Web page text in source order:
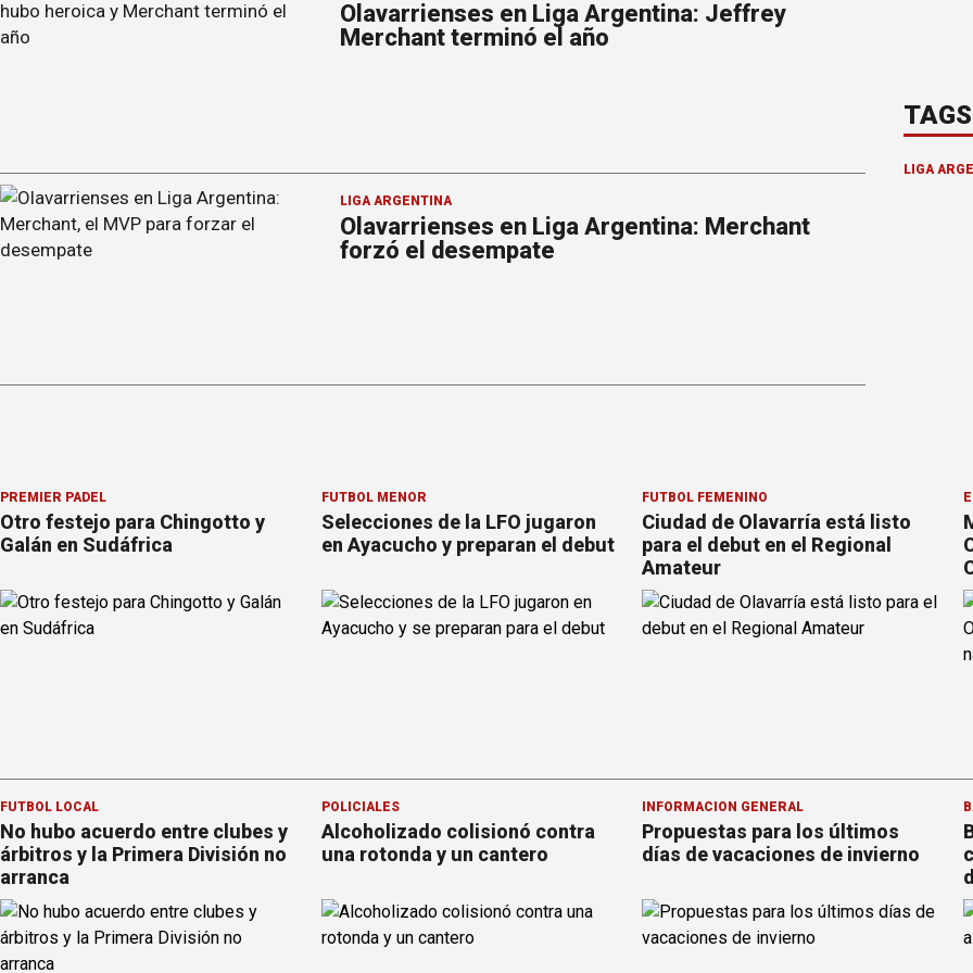
Olavarrienses en Liga Argentina: Jeffrey
Merchant terminó el año
LIGA ARGENTINA
Olavarrienses en Liga Argentina: Merchant
forzó el desempate
TAGS
LIGA
PREMIER PÁDEL
Otro festejo para Chingotto y
Galán en Sudáfrica
FÚTBOL MENOR
Selecciones de la LFO jugaron
en Ayacucho y preparan el debut
FÚTBOL FEMENINO
Ciudad de Olavarría está listo
para el debut en el Regional
Amateur
FÚTBOL LOCAL
No hubo acuerdo entre clubes y
árbitros y la Primera División no
arranca
POLICIALES
Alcoholizado colisionó contra
una rotonda y un cantero
INFORMACION GENERAL
Propuestas para los últimos
días de vacaciones de invierno